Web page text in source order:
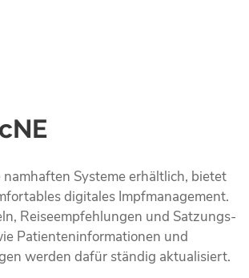
namhaften Systeme erhältlich, bietet
digitales Impfmanagement.
Reise­empfehlungen und Satzungs­
Patienten­informationen und
werden dafür ständig aktualisiert.